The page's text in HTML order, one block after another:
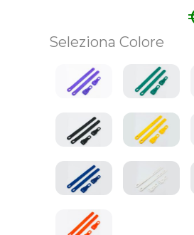
Seleziona Colore